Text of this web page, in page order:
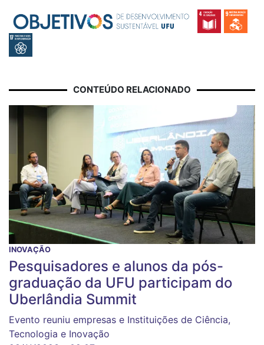
CONTEÚDO RELACIONADO
INOVAÇÃO
Pesquisadores e alunos da pós-
graduação da UFU participam do
Uberlândia Summit
Evento reuniu empresas e Instituições de Ciência,
Tecnologia e Inovação